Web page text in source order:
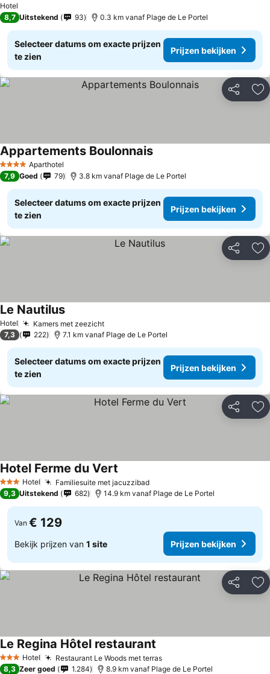
Hotel
8,7 Uitstekend 93 0.3 km vanaf Plage de Le Portel
Selecteer datums om exacte prijzen
te zien
Prijzen bekijken
Delen
4 SterrenAparthotel
Appartements Boulonnais
7,9 Goed 79 3.8 km vanaf Plage de Le Portel
Selecteer datums om exacte prijzen
te zien
Prijzen bekijken
Delen
Hotel Kamers met zeezicht
Le Nautilus
7,3 222 7.1 km vanaf Plage de Le Portel
Selecteer datums om exacte prijzen
te zien
Prijzen bekijken
Delen
3 SterrenHotel Familiesuite met jacuzzibad
Hotel Ferme du Vert
9,3 Uitstekend 682 14.9 km vanaf Plage de Le Portel
Van € 129
Bekijk prijzen van 1 site Prijzen bekijken
Delen
3 SterrenHotel Restaurant Le Woods met terras
Le Regina Hôtel restaurant
8,3 Zeer goed 1.284 8.9 km vanaf Plage de Le Portel